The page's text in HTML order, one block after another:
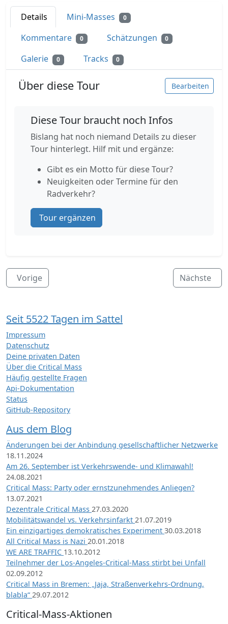
Details Mini-Masses 0
Kommentare 0 Schätzungen 0
Galerie 0 Tracks 0
Über diese Tour Bearbeiten
Diese Tour braucht noch Infos
Bislang hat noch niemand Details zu dieser
Tour hinterlegt. Hilf mit und ergänze:
Gibt es ein Motto für diese Tour?
Neuigkeiten oder Termine für den
Radverkehr?
Tour ergänzen
Vorige Nächste
Seit 5522 Tagen im Sattel
Impressum
Datenschutz
Deine privaten Daten
Über die Critical Mass
Häufig gestellte Fragen
Api-Dokumentation
Status
GitHub-Repository
Aus dem Blog
Änderungen bei der Anbindung gesellschaftlicher Netzwerke
18.11.2024
Am 26. September ist Verkehrswende- und Klimawahl!
24.08.2021
Critical Mass: Party oder ernstzunehmendes Anliegen?
13.07.2021
Dezentrale Critical Mass 27.03.2020
Mobilitätswandel vs. Verkehrsinfarkt 21.07.2019
Ein einzigartiges demokratisches Experiment 30.03.2018
All Critical Mass is Nazi 20.01.2018
WE ARE TRAFFIC 13.10.2012
Teilnehmer der Los-Angeles-Critical-Mass stirbt bei Unfall
02.09.2012
Critical Mass in Bremen: „Jaja, Straßenverkehrs-Ordnung,
blabla“ 29.07.2012
Critical-Mass-Aktionen